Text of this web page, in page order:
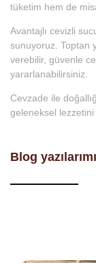
tüketim hem de
Avantajlı cevizli
sunuyoruz. Toptan
verebilir, güvenle
yararlanabilirsiniz.
Cevzade ile
geleneksel
Blog